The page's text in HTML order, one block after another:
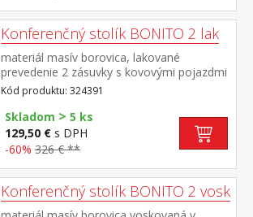
Konferenčný stolík BONITO 2 lak
materiál masív borovica, lakované
prevedenie 2 zásuvky s kovovými pojazdmi
Kód produktu: 324391
Skladom > 5 ks
129,50 € s DPH
-60% 326 € **
Konferenčný stolík BONITO 2 vosk